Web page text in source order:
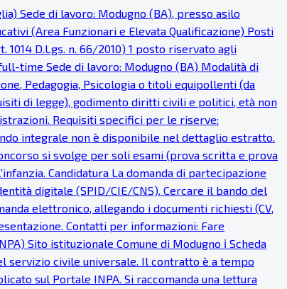
Sede di lavoro: Modugno (BA), presso asilo
(Area Funzionari e Elevata Qualificazione) Posti
D.Lgs. n. 66/2010) 1 posto riservato agli
time Sede di lavoro: Modugno (BA) Modalità di
Pedagogia, Psicologia o titoli equipollenti (da
di legge), godimento diritti civili e politici, età non
Requisiti specifici per le riserve:
integrale non è disponibile nel dettaglio estratto.
si svolge per soli esami (prova scritta e prova
Candidatura La domanda di partecipazione
digitale (SPID/CIE/CNS). Cercare il bando del
elettronico, allegando i documenti richiesti (CV,
Contatti per informazioni: Fare
Sito istituzionale Comune di Modugno ℹ Scheda
servizio civile universale. Il contratto è a tempo
sul Portale INPA. Si raccomanda una lettura